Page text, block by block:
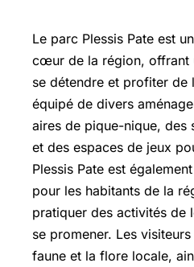
Le parc Plessis Pate est
cœur de la région, offrant
se détendre et profiter de
équipé de divers
aires de pique-nique, des
et des espaces de jeux
Plessis Pate est
pour les habitants de la
pratiquer des activités de
se promener. Les
faune et la flore locale,